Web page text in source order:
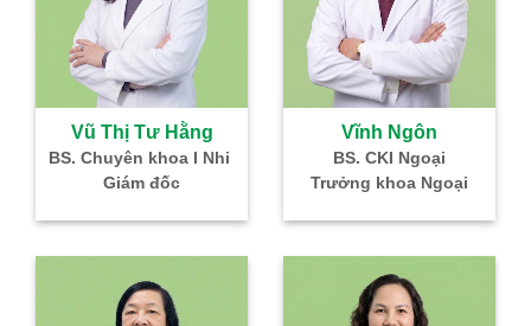
Vũ Thị Tư Hằng
BS. Chuyên khoa I Nhi
Giám đốc
Vĩnh Ngôn
BS. CKI Ngoại
Trưởng khoa Ngoại